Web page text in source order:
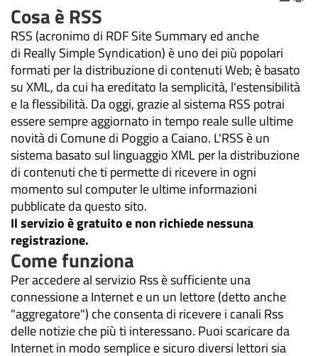
Cosa è RSS
RSS (acronimo di RDF Site Summary ed anche
di Really Simple Syndication) è uno dei più popolari
formati per la distribuzione di contenuti Web; è basato
su XML, da cui ha ereditato la semplicità, l'estensibilità
e la flessibilità. Da oggi, grazie al sistema RSS potrai
essere sempre aggiornato in tempo reale sulle ultime
novità di Comune di Poggio a Caiano. L'RSS è un
sistema basato sul linguaggio XML per la distribuzione
di contenuti che ti permette di ricevere in ogni
momento sul computer le ultime informazioni
pubblicate da questo sito.
Il servizio è gratuito e non richiede nessuna
registrazione.
Come funziona
Per accedere al servizio Rss è sufficiente una
connessione a Internet e un un lettore (detto anche
"aggregatore") che consenta di ricevere i canali Rss
delle notizie che più ti interessano. Puoi scaricare da
Internet in modo semplice e sicuro diversi lettori sia